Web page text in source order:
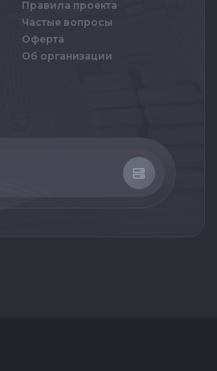
Правила проекта
Частые вопросы
Оферта
Об организации